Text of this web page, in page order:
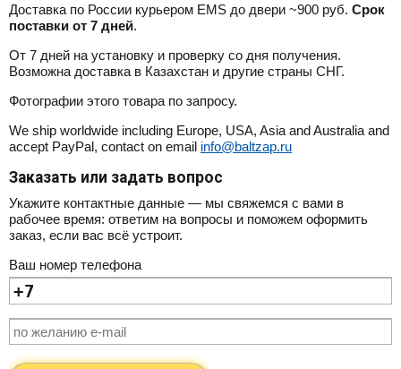
Доставка по России курьером EMS до двери ~900 руб. Срок
поставки от 7 дней.
От 7 дней на установку и проверку со дня получения.
Возможна доставка в Казахстан и другие страны СНГ.
Фотографии этого товара по запросу.
We ship worldwide including Europe, USA, Asia and Australia and
accept PayPal, contact on email info@baltzap.ru
Заказать или задать вопрос
Укажите контактные данные — мы свяжемся с вами в
рабочее время: ответим на вопросы и поможем оформить
заказ, если вас всё устроит.
Ваш номер телефона